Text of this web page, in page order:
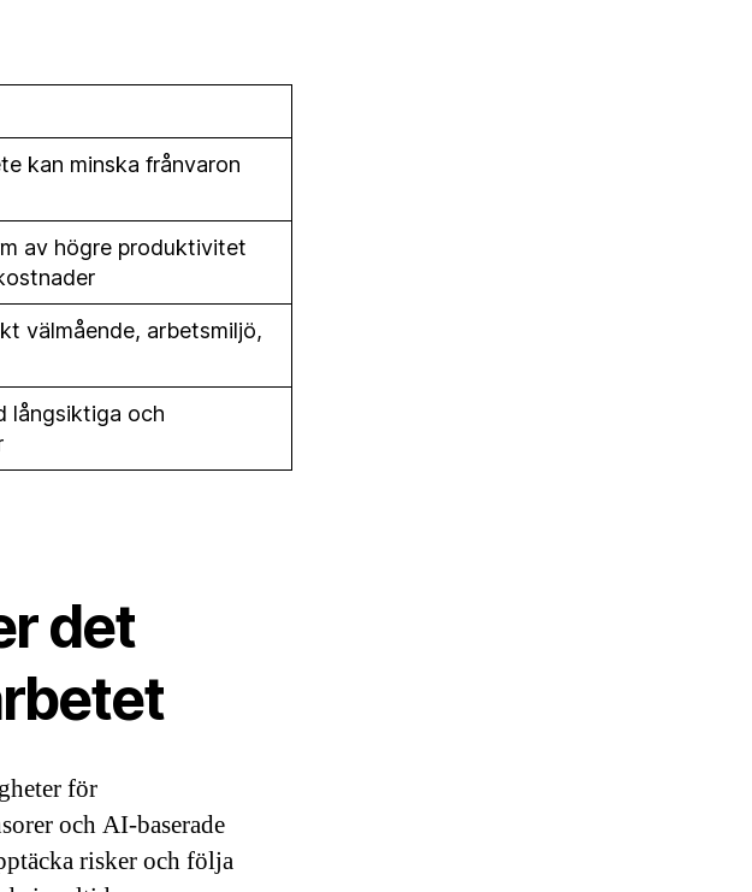
kan minska frånvaron
av högre produktivitet
välmående, arbetsmiljö,
långsiktiga och
det
för
och AI-baserade
risker och följa